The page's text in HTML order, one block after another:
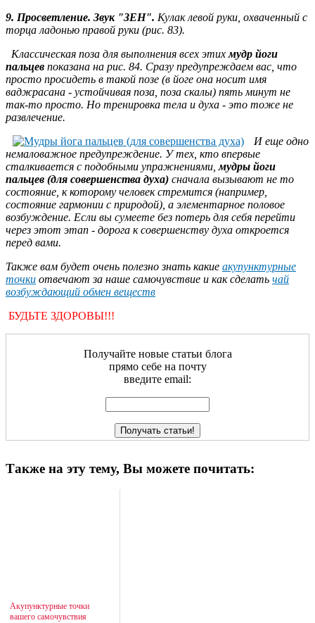
9. Просветление. Звук "ЗЕН". Кулак левой руки, охваченный с
торца ладонью правой руки (рис. 83).
Классическая поза для выполнения всех этихмудр йоги
пальцев показана на рис. 84. Сразу предупреждаем вас, что
просто просидеть в такой позе (в йоге она носит имя
ваджрасана - устойчивая поза, поза скалы) пять минут не
так-то просто. Но тренировка тела и духа - это тоже не
развлечение.
И еще одно
немаловажное предупреждение. У тех, кто впервые
сталкивается с подобными упражнениями,мудры йоги
пальцев (для совершенства духа) сначала вызывают не то
состояние, к которому человек стремится (например,
состояние гармонии с природой), а элементарное половое
возбуждение. Если вы сумеете без потерь для себя перейти
через этот этап - дорога к совершенству духа откроется
перед вами.
Также вам будет очень полезно знать какие акупунктурные
точки отвечают за наше самочувствие и как сделать чай
возбуждающий обмен веществ
БУДЬТЕ ЗДОРОВЫ!!!
Получайте новые статьи блога
прямо себе на почту
введите email:
Также на эту тему, Вы можете почитать:
Акупунктурные точки
вашего самочувствия